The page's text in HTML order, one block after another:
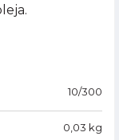
10/300
0,03 kg